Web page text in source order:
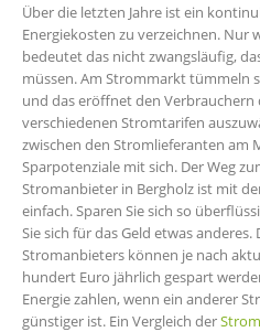
Über die letzten Jahre ist ein
Energiekosten zu verzeichnen. Nur
bedeutet das nicht zwangsläufig,
müssen. Am Strommarkt tümmeln
und das eröffnet den Verbrauchern
verschiedenen Stromtarifen
zwischen den Stromlieferanten am
Sparpotenziale mit sich. Der Weg
Stromanbieter in Bergholz ist mit
einfach. Sparen Sie sich so
Sie sich für das Geld etwas
Stromanbieters können je nach
hundert Euro jährlich gespart
Energie zahlen, wenn ein anderer
günstiger ist. Ein Vergleich der